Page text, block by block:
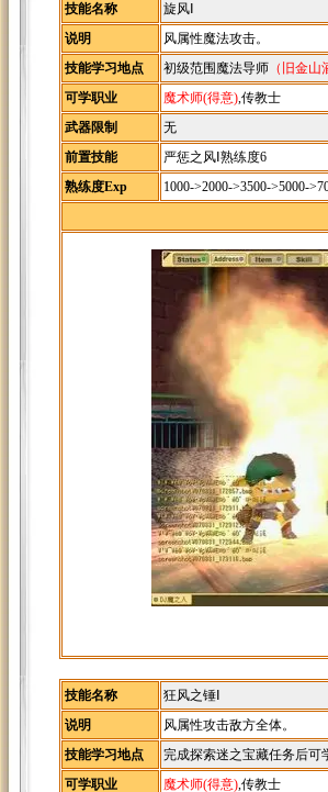
技能名称
旋风Ⅰ
说明
风属性魔法攻击。
技能学习地点
初级范围魔法导师 （旧金山
可学职业
魔术师(得意),传教士
武器限制
无
前置技能
严惩之风Ⅰ熟练度6
熟练度Exp
1000->2000->3500->5000-
技能名称
狂风之锤Ⅰ
说明
风属性攻击敌方全体。
技能学习地点
完成探索迷之宝藏任务后可
可学职业
魔术师(得意),传教士